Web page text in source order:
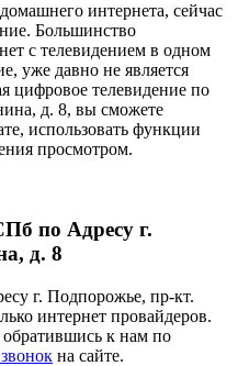
интернета, сейчас
Большинство
с телевидением в одном
уже давно не является
цифровое телевидение по
д. 8, вы сможете
использовать функции
просмотром.
по Адресу г.
д. 8
г. Подпорожье, пр-кт.
интернет провайдеров.
к нам по
на сайте.